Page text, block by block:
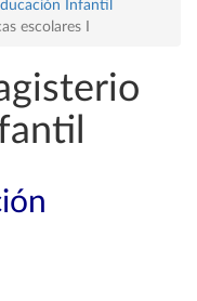
Infantil
escolares I